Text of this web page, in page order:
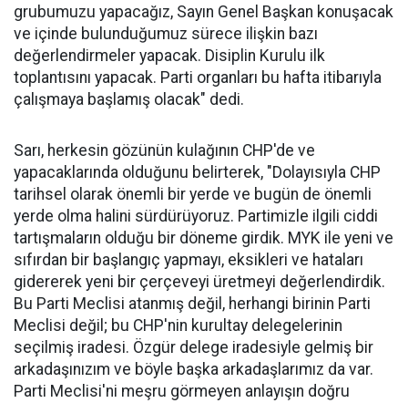
grubumuzu yapacağız, Sayın Genel Başkan konuşacak
ve içinde bulunduğumuz sürece ilişkin bazı
değerlendirmeler yapacak. Disiplin Kurulu ilk
toplantısını yapacak. Parti organları bu hafta itibarıyla
çalışmaya başlamış olacak" dedi.
Sarı, herkesin gözünün kulağının CHP'de ve
yapacaklarında olduğunu belirterek, "Dolayısıyla CHP
tarihsel olarak önemli bir yerde ve bugün de önemli
yerde olma halini sürdürüyoruz. Partimizle ilgili ciddi
tartışmaların olduğu bir döneme girdik. MYK ile yeni ve
sıfırdan bir başlangıç yapmayı, eksikleri ve hataları
gidererek yeni bir çerçeveyi üretmeyi değerlendirdik.
Bu Parti Meclisi atanmış değil, herhangi birinin Parti
Meclisi değil; bu CHP'nin kurultay delegelerinin
seçilmiş iradesi. Özgür delege iradesiyle gelmiş bir
arkadaşınızım ve böyle başka arkadaşlarımız da var.
Parti Meclisi'ni meşru görmeyen anlayışın doğru